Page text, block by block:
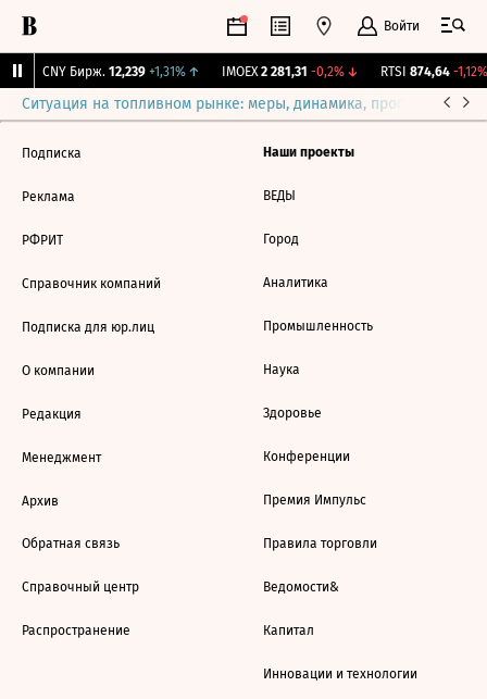
Войти
CNY Бирж. 12,239 +1,31%↑ IMOEX 2 281,31 -0,2%↓ RTSI 874,64 -1,12%
Ситуация на топливном рынке: меры, динамика, прогнозы
Подписка
Реклама
РФРИТ
Справочник компаний
Подписка для юр.лиц
О компании
Редакция
Менеджмент
Архив
Обратная связь
Справочный центр
Распространение
Наши проекты
ВЕДЫ
Город
Аналитика
Промышленность
Наука
Здоровье
Конференции
Премия Импульс
Правила торговли
Ведомости&
Капитал
Инновации и технологии